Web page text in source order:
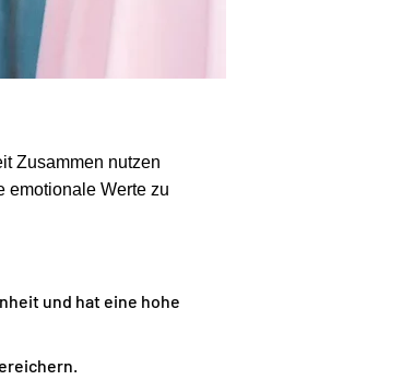
Zusammen nutzen
emotionale Werte zu
und hat eine hohe